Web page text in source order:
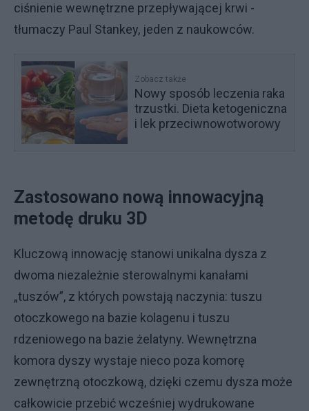
ciśnienie wewnętrzne przepływającej krwi -
tłumaczy Paul Stankey, jeden z naukowców.
Zobacz także
Nowy sposób leczenia raka
trzustki. Dieta ketogeniczna
i lek przeciwnowotworowy
Zastosowano nową innowacyjną
metodę druku 3D
Kluczową innowację stanowi unikalna dysza z
dwoma niezależnie sterowalnymi kanałami
„tuszów”, z których powstają naczynia: tuszu
otoczkowego na bazie kolagenu i tuszu
rdzeniowego na bazie żelatyny. Wewnętrzna
komora dyszy wystaje nieco poza komorę
zewnętrzną otoczkową, dzięki czemu dysza może
całkowicie przebić wcześniej wydrukowane